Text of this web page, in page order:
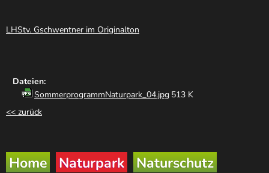
LHStv. Gschwentner im Originalton
Dateien:
SommerprogrammNaturpark_04.jpg 513 K
<< zurück
Home Naturpark
Naturschutz